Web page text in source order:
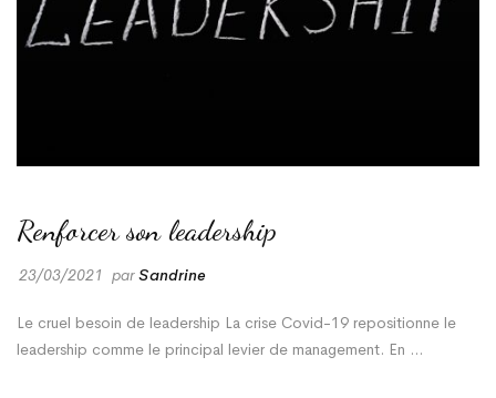
Renforcer son leadership
23/03/2021 parSandrine
Le cruel besoin de leadership La crise Covid-19 repositionne le
leadership comme le principal levier de management. En …